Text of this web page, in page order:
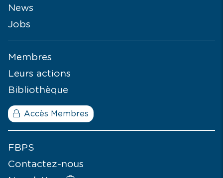
News
Jobs
Membres
Leurs actions
Bibliothèque
Accès Membres
FBPS
Contactez-nous